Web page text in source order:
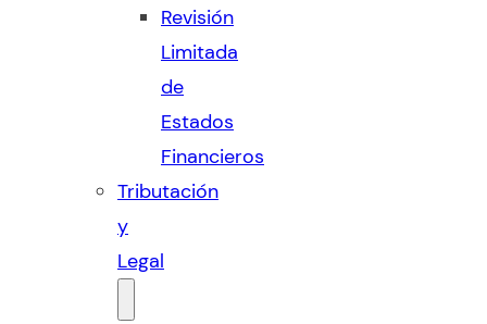
Revisión
Limitada
de
Estados
Financieros
Tributación
y
Legal